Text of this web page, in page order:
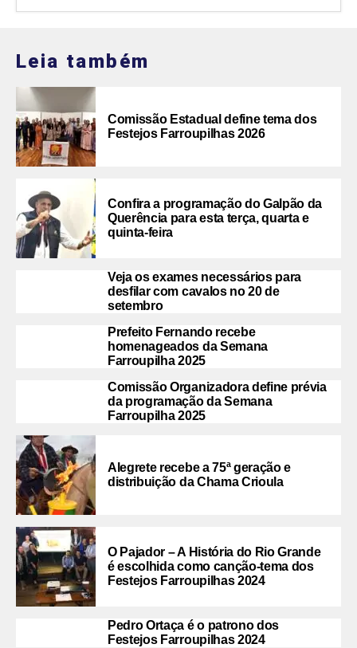
Leia também
Comissão Estadual define tema dos
Festejos Farroupilhas 2026
Confira a programação do Galpão da
Querência para esta terça, quarta e
quinta-feira
Veja os exames necessários para
desfilar com cavalos no 20 de
setembro
Prefeito Fernando recebe
homenageados da Semana
Farroupilha 2025
Comissão Organizadora define prévia
da programação da Semana
Farroupilha 2025
Alegrete recebe a 75ª geração e
distribuição da Chama Crioula
O Pajador – A História do Rio Grande
é escolhida como canção-tema dos
Festejos Farroupilhas 2024
Pedro Ortaça é o patrono dos
Festejos Farroupilhas 2024